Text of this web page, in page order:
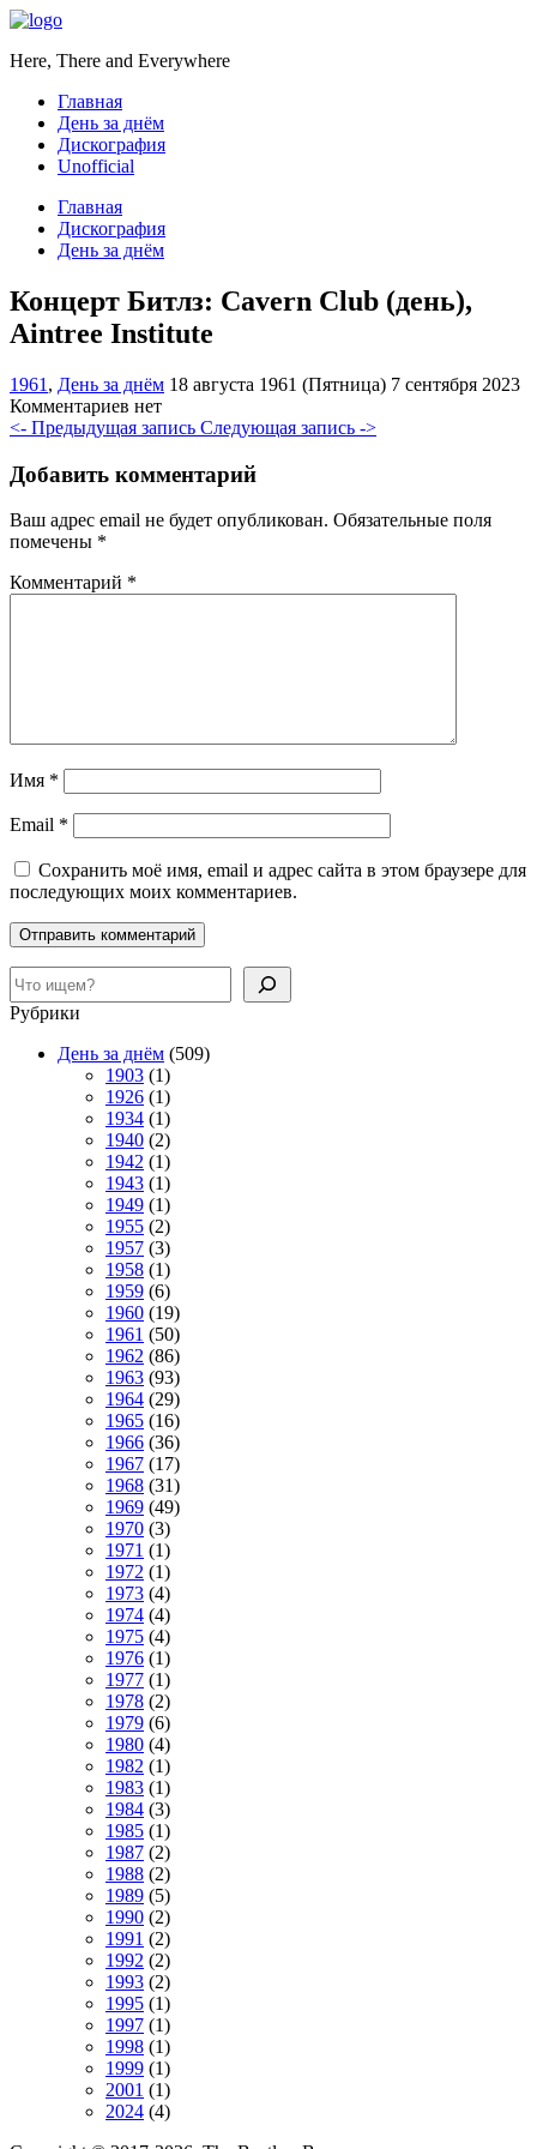
Here, There and Everywhere
Главная
День за днём
Дискография
Unofficial
Главная
Дискография
День за днём
Концерт Битлз: Cavern Club (день),
Aintree Institute
1961 , День за днём 18 августа 1961 (Пятница) 7 сентября 2023
Комментариев нет
<- Предыдущая запись Следующая запись ->
Добавить комментарий
Ваш адрес email не будет опубликован. Обязательные поля
помечены *
Комментарий *
Имя *
Email *
Сохранить моё имя, email и адрес сайта в этом браузере для
последующих моих комментариев.
Поиск
Рубрики
День за днём (509)
1903 (1)
1926 (1)
1934 (1)
1940 (2)
1942 (1)
1943 (1)
1949 (1)
1955 (2)
1957 (3)
1958 (1)
1959 (6)
1960 (19)
1961 (50)
1962 (86)
1963 (93)
1964 (29)
1965 (16)
1966 (36)
1967 (17)
1968 (31)
1969 (49)
1970 (3)
1971 (1)
1972 (1)
1973 (4)
1974 (4)
1975 (4)
1976 (1)
1977 (1)
1978 (2)
1979 (6)
1980 (4)
1982 (1)
1983 (1)
1984 (3)
1985 (1)
1987 (2)
1988 (2)
1989 (5)
1990 (2)
1991 (2)
1992 (2)
1993 (2)
1995 (1)
1997 (1)
1998 (1)
1999 (1)
2001 (1)
2024 (4)